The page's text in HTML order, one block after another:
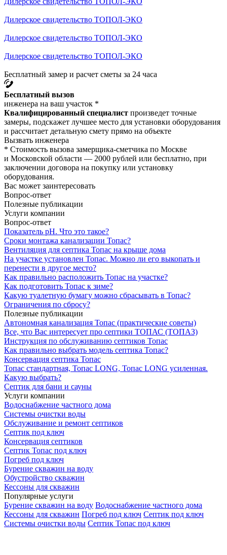
Дилерское свидетельство ТОПОЛ-ЭКО
Дилерское свидетельство ТОПОЛ-ЭКО
Дилерское свидетельство ТОПОЛ-ЭКО
Бесплатный замер и расчет сметы за 24 часа
Бесплатный вызов
инженера на ваш участок *
Квалифицированный специалист произведет точные
замеры, подскажет лучшее место для установки оборудования
и рассчитает детальную смету прямо на объекте
Вызвать инженера
* Стоимость вызова замерщика-сметчика по Москве
и Московской области — 2000 рублей или бесплатно, при
заключении договора на покупку или установку
оборудования.
Вас может заинтересовать
Вопрос-ответ
Полезные публикации
Услуги компании
Вопрос-ответ
Показатель рН. Что это такое?
Сроки монтажа канализации Топас?
Вентиляция для септика Топас на крыше дома
На участке установлен Топас. Можно ли его выкопать и
перенести в другое место?
Как правильно расположить Топас на участке?
Как подготовить Топас к зиме?
Какую туалетную бумагу можно сбрасывать в Топас?
Ограничения по сбросу?
Полезные публикации
Автономная канализация Топас (практические советы)
Все, что Вас интересует про септики ТОПАС (ТОПАЗ)
Инструкция по обслуживанию септиков Топас
Как правильно выбрать модель септика Топас?
Консервация септика Топас
Топас стандартная, Топас LONG, Топас LONG усиленная.
Какую выбрать?
Септик для бани и сауны
Услуги компании
Водоснабжение частного дома
Системы очистки воды
Обслуживание и ремонт септиков
Септик под ключ
Консервация септиков
Септик Топас под ключ
Погреб под ключ
Бурение скважин на воду
Обустройство скважин
Кессоны для скважин
Популярные услуги
Бурение скважин на воду Водоснабжение частного дома
Кессоны для скважин Погреб под ключ Септик под ключ
Системы очистки воды Септик Топас под ключ